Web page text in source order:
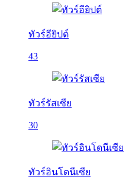
ทัวร์อียิปต์
43
ทัวร์รัสเซีย
30
ทัวร์อินโดนีเซีย